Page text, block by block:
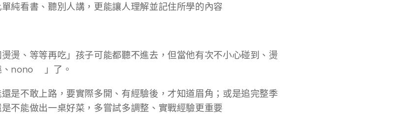
純看書、聽別人講，更能讓人理解並記住所學的內容🧠
燙、等等再吃」孩子可能都聽不進去，但當他有次不小心碰到、燙
nono🔥」了。
是不敢上路，要實際多開、有經驗後，才知道眉角；或是追完整季
不能做出一桌好菜，多嘗試多調整、實戰經驗更重要👩‍🍳